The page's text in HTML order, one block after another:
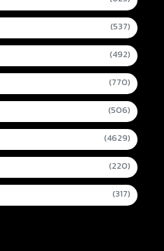
(537)
(492)
(770)
(506)
(4629)
(220)
(317)